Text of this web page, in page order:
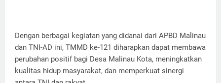
Dengan berbagai kegiatan yang didanai dari APBD Malinau
dan TNI-AD ini, TMMD ke-121 diharapkan dapat membawa
perubahan positif bagi Desa Malinau Kota, meningkatkan
kualitas hidup masyarakat, dan memperkuat sinergi